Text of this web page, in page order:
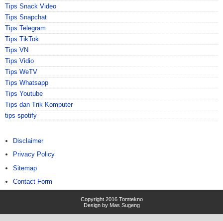
Tips Snack Video
Tips Snapchat
Tips Telegram
Tips TikTok
Tips VN
Tips Vidio
Tips WeTV
Tips Whatsapp
Tips Youtube
Tips dan Trik Komputer
tips spotify
Disclaimer
Privacy Policy
Sitemap
Contact Form
Copyright 2016 Tomtekno
Design by Mas Sugeng